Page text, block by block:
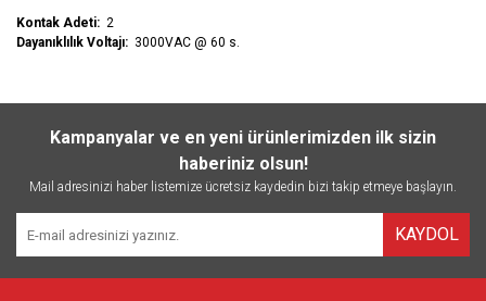
Kontak Adeti: 2
Dayanıklılık Voltajı: 3000VAC @ 60 s.
Kampanyalar ve en yeni ürünlerimizden ilk sizin
haberiniz olsun!
Mail adresinizi haber listemize ücretsiz kaydedin bizi takip etmeye başlayın.
KAYDOL